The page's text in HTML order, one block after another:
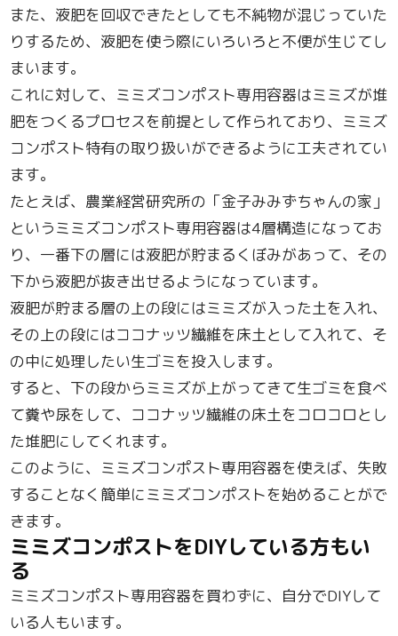
また、液肥を回収できたとしても不純物が混じっていた
りするため、液肥を使う際にいろいろと不便が生じてし
まいます。
これに対して、ミミズコンポスト専用容器はミミズが堆
肥をつくるプロセスを前提として作られており、ミミズ
コンポスト特有の取り扱いができるように工夫されてい
ます。
たとえば、農業経営研究所の「金子みみずちゃんの家」
というミミズコンポスト専用容器は4層構造になってお
り、一番下の層には液肥が貯まるくぼみがあって、その
下から液肥が抜き出せるようになっています。
液肥が貯まる層の上の段にはミミズが入った土を入れ、
その上の段にはココナッツ繊維を床土として入れて、そ
の中に処理したい生ゴミを投入します。
すると、下の段からミミズが上がってきて生ゴミを食べ
て糞や尿をして、ココナッツ繊維の床土をコロコロとし
た堆肥にしてくれます。
このように、ミミズコンポスト専用容器を使えば、失敗
することなく簡単にミミズコンポストを始めることがで
きます。
ミミズコンポストをDIYしている方もい
る
ミミズコンポスト専用容器を買わずに、自分でDIYして
いる人もいます。